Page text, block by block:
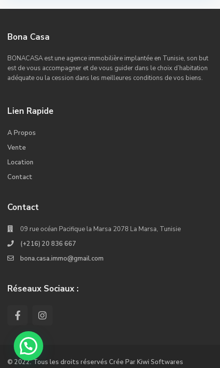
Bona Casa
BONACASA est une agence immobilière implantée en Tunisie, son but
est de vous accompagner et de vous guider dans le choix d’habitation
adéquate ou la cession dans les meilleures conditions de vos biens.
Lien Rapide
A Propos
Vente
Location
Contact
Contact
09 rue océan Pacifique la Marsa 2078 La Marsa, Tunisie
(+216) 20 836 667
bona.casa.immo@gmail.com
Réseaux Sociaux :
© 2022. Tous les droits réservés Crée Par Kiwi Softwares